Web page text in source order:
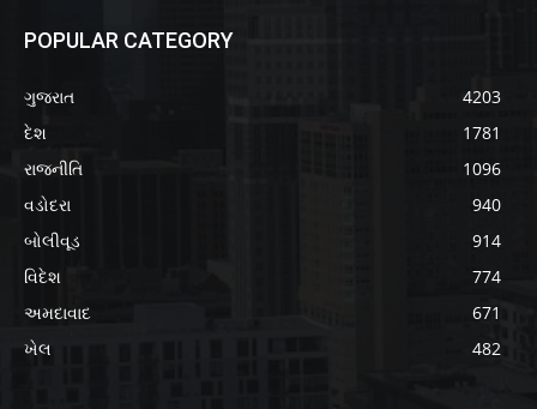
POPULAR CATEGORY
ગુજરાત
4203
દેશ
1781
રાજનીતિ
1096
વડોદરા
940
બોલીવૂડ
914
વિદેશ
774
અમદાવાદ
671
ખેલ
482